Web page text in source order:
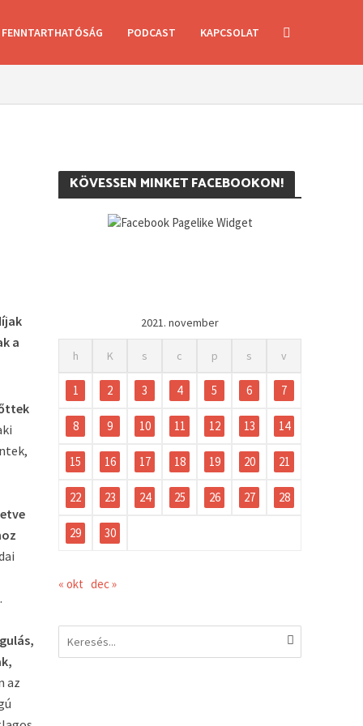
FENNTARTHATÓSÁG PODCAST KAPCSOLAT
a
az
KÖVESSEN MINKET FACEBOOKON!
2021. november
h K s c p s v
1 2 3 4 5 6 7
8 9 10 11 12 13 14
15 16 17 18 19 20 21
22 23 24 25 26 27 28
29 30
« okt dec »